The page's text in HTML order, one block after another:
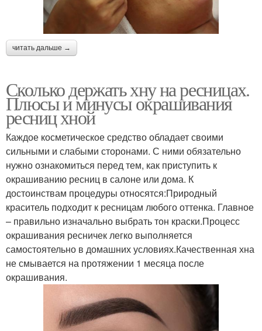
читать дальше →
Сколько держать хну на ресницах.
Плюсы и минусы окрашивания
ресниц хной
Каждое косметическое средство обладает своими
сильными и слабыми сторонами. С ними обязательно
нужно ознакомиться перед тем, как приступить к
окрашиванию ресниц в салоне или дома. К
достоинствам процедуры относятся:Природный
краситель подходит к ресницам любого оттенка. Главное
– правильно изначально выбрать тон краски.Процесс
окрашивания ресничек легко выполняется
самостоятельно в домашних условиях.Качественная хна
не смывается на протяжении 1 месяца после
окрашивания.